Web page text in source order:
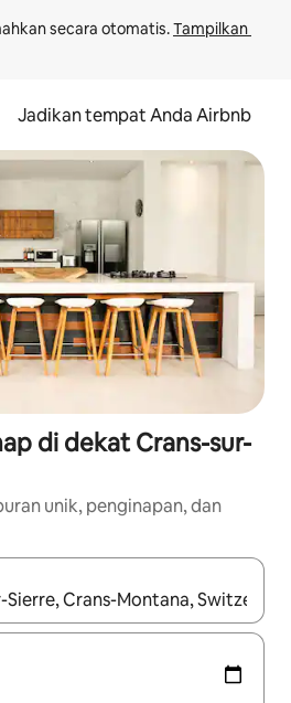
secara otomatis. Tampilkan
Jadikan tempat Anda Airbnb
di dekat Crans-sur-
unik, penginapan, dan
telusuri dengan tombol panah